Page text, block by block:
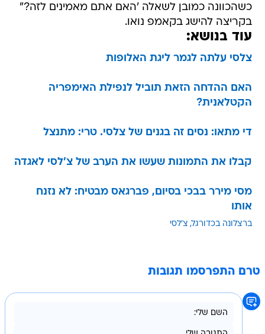
כשהכוונה כמובן לשאלה 'האם אתם מאמינים לזה?"
בקריצה להישג בקאמפ נואו.
עוד בנושא:
צלסי עלתה לגמר ליגת האלופות
האם ההדחה הזאת תוביל לנפילת האימפריה
הקטלאנית?
די מתאו: נסים זה בגנים של צלסי. טרי: מתנצל
קבלו את התמונות שעשו את הערב של צ'לסי לאגדה
מסי מירר בבכי בסיום, פברגאס מבטיח: לא נזנח
אותו
ברצלונה בכדורגל צ'לסי
טרם התפרסמו תגובות